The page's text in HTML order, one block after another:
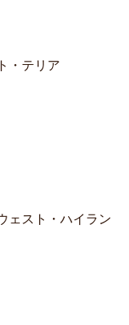
・テリア
ェスト・ハイラン